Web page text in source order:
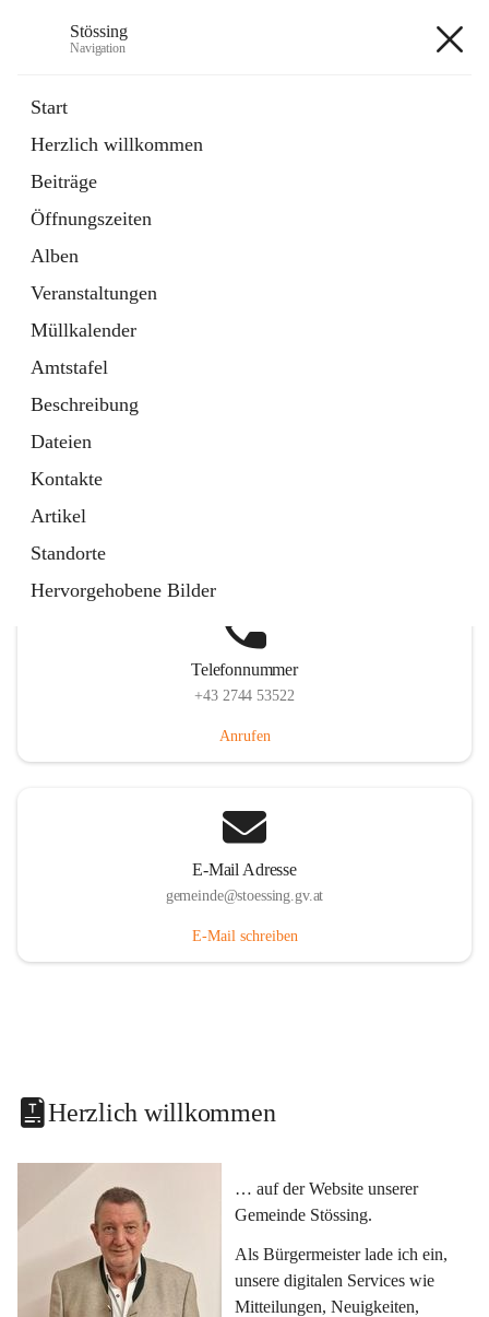
Stössing
Navigation
Start
Herzlich willkommen
Beiträge
Öffnungszeiten
Alben
Veranstaltungen
Müllkalender
Amtstafel
Beschreibung
Dateien
Kontakte
Artikel
Standorte
Hervorgehobene Bilder
Datei
in
Tab
Kindergarten
öffnet
in
neuem
Tab
Telefonnummer
+43 2744 53522
Anrufen
E-Mail Adresse
gemeinde@stoessing.gv.at
E-Mail schreiben
Herzlich willkommen
… auf der Website unserer
Gemeinde Stössing.
Als Bürgermeister lade ich ein,
unsere digitalen Services wie
Mitteilungen, Neuigkeiten,